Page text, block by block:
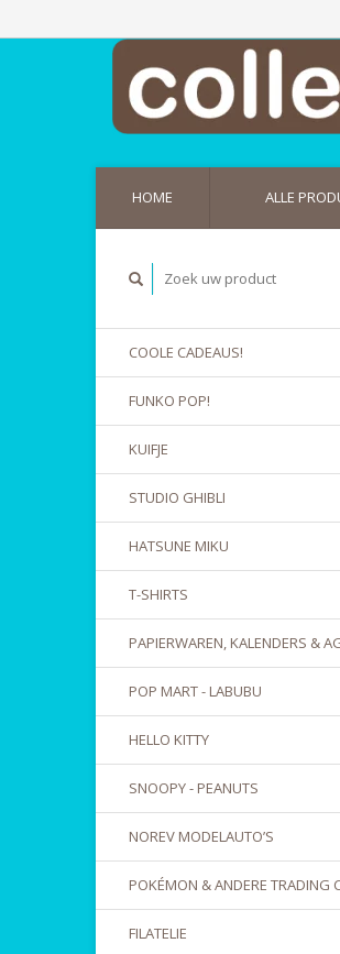
HOME ALLE
COOLE CADEAUS!
FUNKO POP!
KUIFJE
STUDIO GHIBLI
HATSUNE MIKU
T-SHIRTS
PAPIERWAREN, KALENDERS &
POP MART - LABUBU
HELLO KITTY
SNOOPY - PEANUTS
NOREV MODELAUTO’S
POKÉMON & ANDERE TRADING
FILATELIE